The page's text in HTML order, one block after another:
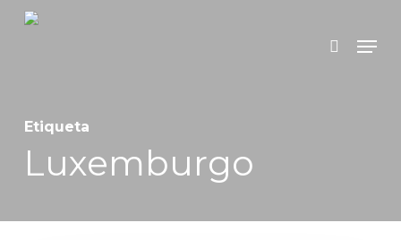
Skip
search
Menu
Etiqueta
Luxemburgo